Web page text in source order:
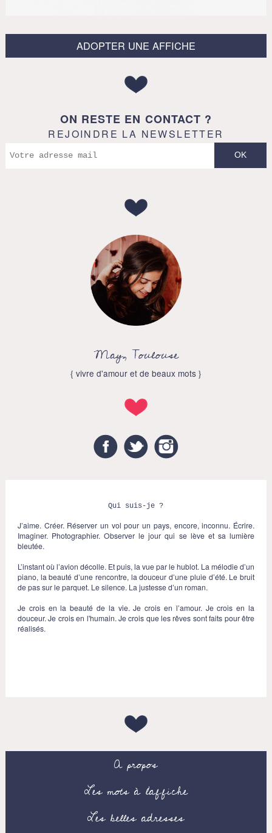
ADOPTER UNE AFFICHE
ON RESTE EN CONTACT ?
REJOINDRE LA NEWSLETTER
May, Toulouse
{ vivre d'amour et de beaux mots }
FacebookTwitter
Qui suis-je ?
J’aime. Créer. Réserver un vol pour un pays, encore, inconnu. Écrire.
Imaginer. Photographier. Observer le jour qui se lève et sa lumière
bleutée.
L’instant où l’avion décolle. Et puis, la vue par le hublot. La mélodie d’un
piano, la beauté d’une rencontre, la douceur d’une pluie d’été. Le bruit
de pas sur le parquet. Le silence. La justesse d’un roman.
Je crois en la beauté de la vie. Je crois en l’amour. Je crois en la
douceur. Je crois en l'humain. Je crois que les rêves sont faits pour être
réalisés.
A propos
Les mots à l’affiche
Les belles adresses